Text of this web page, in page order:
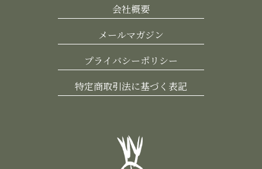
会社概要
メールマガジン
プライバシーポリシー
特定商取引法に基づく表記